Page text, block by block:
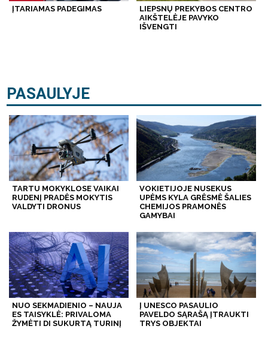
ĮTARIAMAS PADEGIMAS
LIEPSNŲ PREKYBOS CENTRO
AIKŠTELĖJE PAVYKO
IŠVENGTI
PASAULYJE
TARTU MOKYKLOSE VAIKAI
RUDENĮ PRADĖS MOKYTIS
VALDYTI DRONUS
VOKIETIJOJE NUSEKUS
UPĖMS KYLA GRĖSMĖ ŠALIES
CHEMIJOS PRAMONĖS
GAMYBAI
NUO SEKMADIENIO – NAUJA
ES TAISYKLĖ: PRIVALOMA
ŽYMĖTI DI SUKURTĄ TURINĮ
Į UNESCO PASAULIO
PAVELDO SĄRAŠĄ ĮTRAUKTI
TRYS OBJEKTAI